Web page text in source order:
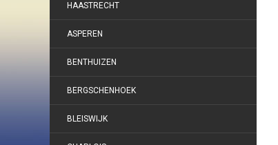
HAASTRECHT
ASPEREN
BENTHUIZEN
BERGSCHENHOEK
BLEISWIJK